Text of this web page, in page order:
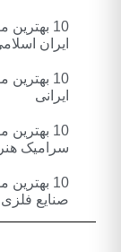
10
ایران
10
ایرانی
10
سرامیک
10
صنایع